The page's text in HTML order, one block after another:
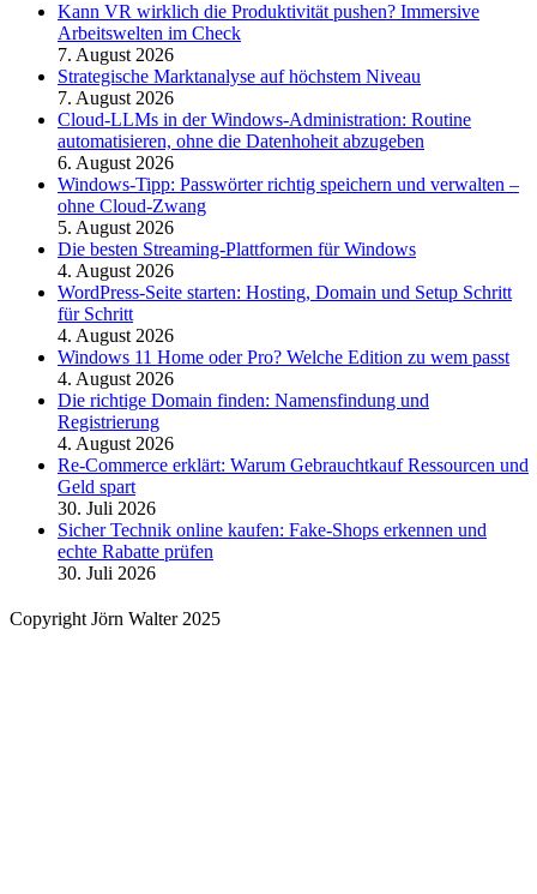
Kann VR wirklich die Produktivität pushen? Immersive
Arbeitswelten im Check
7. August 2026
Strategische Marktanalyse auf höchstem Niveau
7. August 2026
Cloud-LLMs in der Windows-Administration: Routine
automatisieren, ohne die Datenhoheit abzugeben
6. August 2026
Windows-Tipp: Passwörter richtig speichern und verwalten –
ohne Cloud-Zwang
5. August 2026
Die besten Streaming-Plattformen für Windows
4. August 2026
WordPress-Seite starten: Hosting, Domain und Setup Schritt
für Schritt
4. August 2026
Windows 11 Home oder Pro? Welche Edition zu wem passt
4. August 2026
Die richtige Domain finden: Namensfindung und
Registrierung
4. August 2026
Re-Commerce erklärt: Warum Gebrauchtkauf Ressourcen und
Geld spart
30. Juli 2026
Sicher Technik online kaufen: Fake-Shops erkennen und
echte Rabatte prüfen
30. Juli 2026
Copyright Jörn Walter 2025